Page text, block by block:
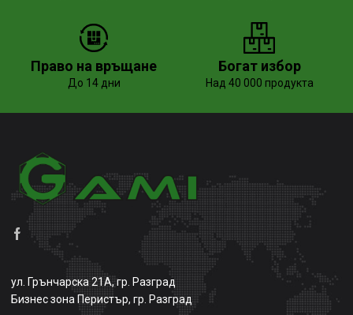
Право на връщане
До 14 дни
Богат избор
Над 40 000 продукта
ул. Грънчарска 21А, гр. Разград
Бизнес зона Перистър, гр. Разград